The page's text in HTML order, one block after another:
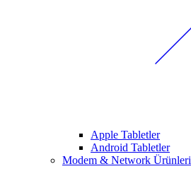
Apple Tabletler
Android Tabletler
Modem & Network Ürünleri